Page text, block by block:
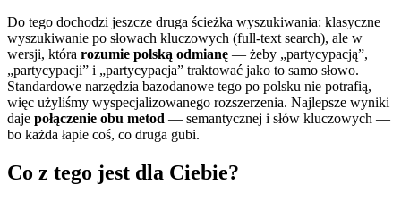
Do tego dochodzi jeszcze druga ścieżka wyszukiwania: klasyczne
wyszukiwanie po słowach kluczowych (full-text search), ale w
wersji, która rozumie polską odmianę — żeby „partycypacją”,
„partycypacji” i „partycypacja” traktować jako to samo słowo.
Standardowe narzędzia bazodanowe tego po polsku nie potrafią,
więc użyliśmy wyspecjalizowanego rozszerzenia. Najlepsze wyniki
daje połączenie obu metod — semantycznej i słów kluczowych —
bo każda łapie coś, co druga gubi.
Co z tego jest dla Ciebie?